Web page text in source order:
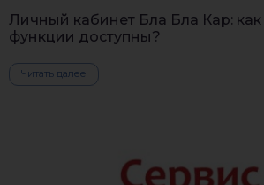
Личный кабинет Бла Бла Кар: как
функции доступны?
Читать далее